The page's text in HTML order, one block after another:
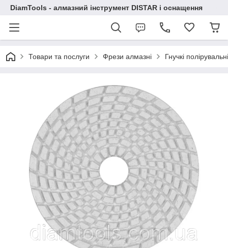
DiamTools - алмазний інструмент DISTAR і оснащення
Товари та послуги Фрези алмазні Гнучкі